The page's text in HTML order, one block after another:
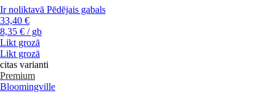
Ir noliktavā Pēdējais gabals
33,40 €
8,35 € / gb
Likt grozā
Likt grozā
citas varianti
Premium
Bloomingville